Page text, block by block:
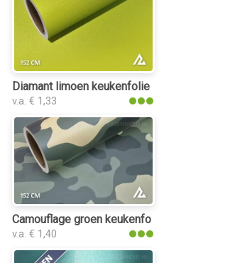
Diamant limoen keukenfolie
v.a. € 1,33
keukenfolie
Camouflage groen keukenfolie
v.a. € 1,40